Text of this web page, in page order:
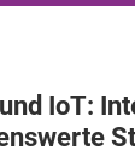
IoT: